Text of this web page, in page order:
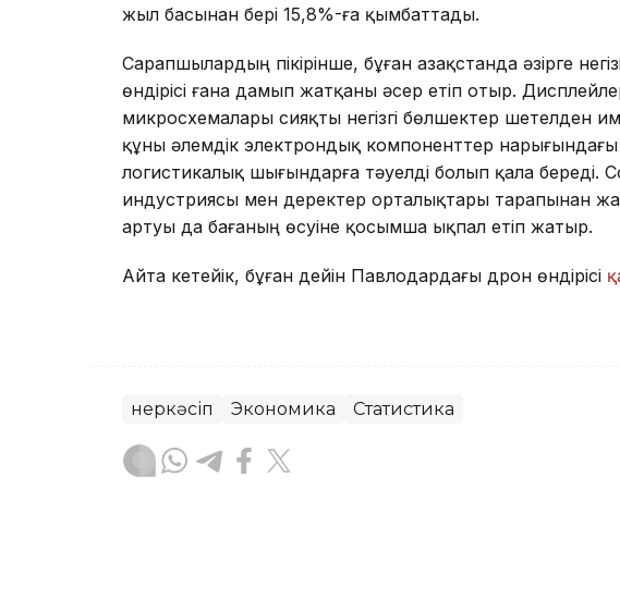
жыл басынан бері 15,8%-ға қымбаттады.
Сарапшылардың пікірінше, бұған Қазақстанда әзірге
өндірісі ғана дамып жатқаны әсер етіп отыр.
микросхемалары сияқты негізгі бөлшектер шетелден
құны әлемдік электрондық компоненттер
логистикалық шығындарға тәуелді болып қала
индустриясы мен деректер орталықтары тарапынан
артуы да бағаның өсуіне қосымша ықпал етіп жатыр.
Айта кетейік, бұған дейін Павлодардағы дрон өндірісі
Өнеркәсіп Экономика Статистика